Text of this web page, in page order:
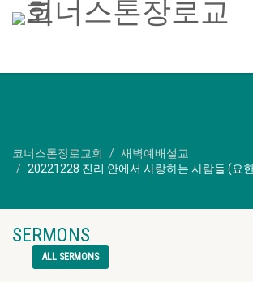
코너스톤장로교회
새벽예배설교
20221228 진리 안에서 사랑하는 사람들 (요
SERMONS
ALL SERMONS